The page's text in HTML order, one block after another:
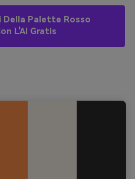
Della Palette Rosso
L'AI Gratis